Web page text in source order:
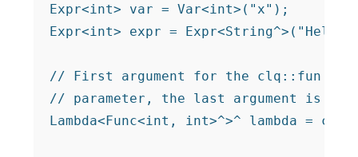
Expr<int> var = Var<int>("x");
Expr<int> expr =
// First argument for the clq::fun
// parameter, the last argument is the
Lambda<Func<int, int>^>^ lambda =